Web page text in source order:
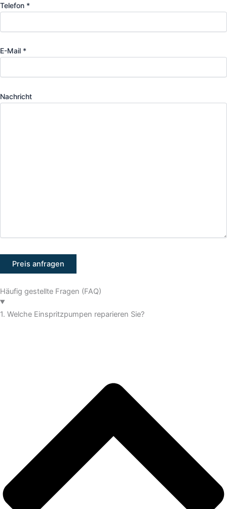
Telefon *
E-Mail *
Nachricht
Häufig gestellte Fragen (FAQ)
1. Welche Einspritzpumpen reparieren Sie?